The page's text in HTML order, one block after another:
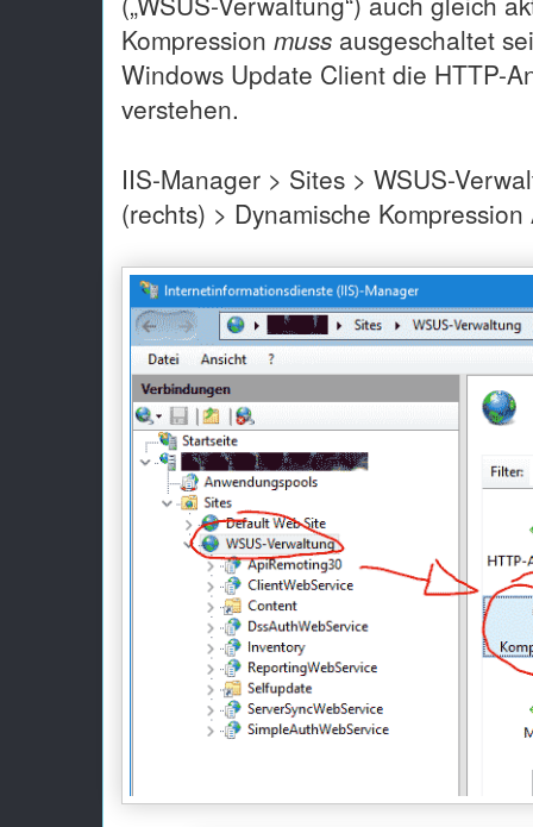
Kompression muss ausgeschaltet
Windows Update Client die HTTP-
verstehen.
IIS-Manager > Sites > WSUS-
(rechts) > Dynamische Kompression